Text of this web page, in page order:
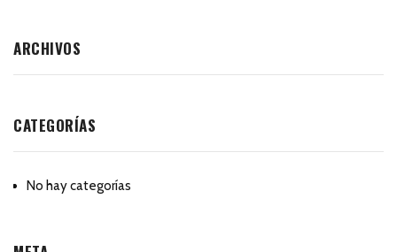
ARCHIVOS
CATEGORÍAS
No hay categorías